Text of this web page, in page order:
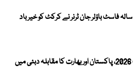
انگلینڈ کے 25 سالہ فاسٹ باؤلر جان ٹرنر نے کرکٹ کو خیر باد
ویمنز ایشیا کپ 2026، پاکستان اور بھارت کا مقابلہ دبئی میں